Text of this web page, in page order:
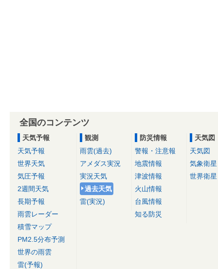
全国のコンテンツ
天気予報
天気予報
世界天気
気圧予報
2週間天気
長期予報
雨雲レーダー
積雪マップ
PM2.5分布予測
世界の雨雲
雷(予報)
観測
雨雲(過去)
アメダス実況
実況天気
過去天気
雷(実況)
防災情報
警報・注意報
地震情報
津波情報
火山情報
台風情報
知る防災
天気図
天気図
気象衛星
世界衛星